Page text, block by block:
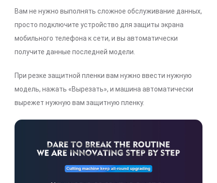
Вам не нужно выполнять сложное обслуживание данных,
просто подключите устройство для защиты экрана
мобильного телефона к сети, и вы автоматически
получите данные последней модели.
При резке защитной пленки вам нужно ввести нужную
модель, нажать «Вырезать», и машина автоматически
вырежет нужную вам защитную пленку.